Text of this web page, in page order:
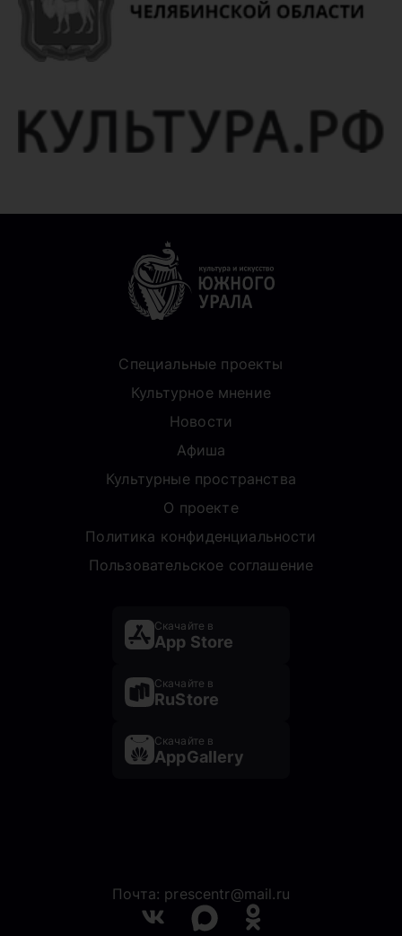
Специальные проекты
Культурное мнение
Новости
Афиша
Культурные пространства
О проекте
Политика конфиденциальности
Пользовательское соглашение
Скачайте в
App Store
Скачайте в
RuStore
Скачайте в
AppGallery
Почта: prescentr@mail.ru